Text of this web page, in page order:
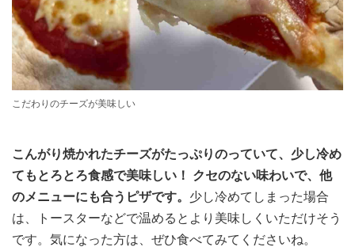
こだわりのチーズが美味しい
こんがり焼かれたチーズがたっぷりのっていて、少し冷め
てもとろとろ食感で美味しい！ クセのない味わいで、他
のメニューにも合うピザです。 少し冷めてしまった場合
は、トースターなどで温めるとより美味しくいただけそう
です。気になった方は、ぜひ食べてみてくださいね。